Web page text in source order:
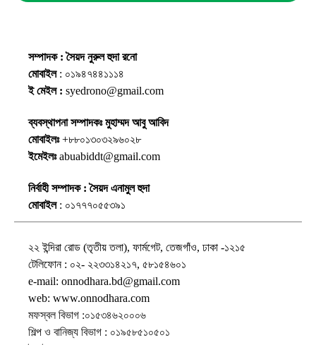
সম্পাদক : সৈয়দ নুরুল হুদা রনো
মোবাইল: ০১৯৪৭৪৪১১১৪
ই মেইল : syedrono@gmail.com
ব্যবস্থাপনা সম্পাদকঃ মুহাম্মদ আবু আবিদ
মোবাইলঃ+৮৮০১৩০৩২৯৬০২৮
ইমেইলঃabuabiddt@gmail.com
নির্বাহী সম্পাদক : সৈয়দ এনামুল হুদা
মোবাইল: ০১৭৭৭০৫৫৩৯১
২২ ইন্দিরা রোড (তৃতীয় তলা), ফার্মগেট, তেজগাঁও, ঢাকা -১২১৫
টেলিফোন : ০২- ২২৩৩১৪২১৭, ৫৮১৫৪৬০১
e-mail: onnodhara.bd@gmail.com
web: www.onnodhara.com
মফস্বল বিভাগ :০১৫৩৪৬২০০০৬
শিল্প ও বানিজ্য বিভাগ : ০১৯৫৮৫১০৫০১